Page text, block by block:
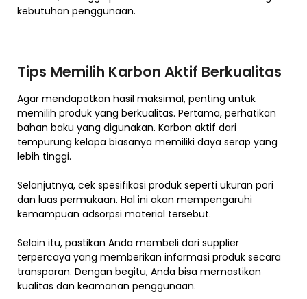
kebutuhan penggunaan.
Tips Memilih Karbon Aktif Berkualitas
Agar mendapatkan hasil maksimal, penting untuk
memilih produk yang berkualitas. Pertama, perhatikan
bahan baku yang digunakan. Karbon aktif dari
tempurung kelapa biasanya memiliki daya serap yang
lebih tinggi.
Selanjutnya, cek spesifikasi produk seperti ukuran pori
dan luas permukaan. Hal ini akan mempengaruhi
kemampuan adsorpsi material tersebut.
Selain itu, pastikan Anda membeli dari supplier
terpercaya yang memberikan informasi produk secara
transparan. Dengan begitu, Anda bisa memastikan
kualitas dan keamanan penggunaan.